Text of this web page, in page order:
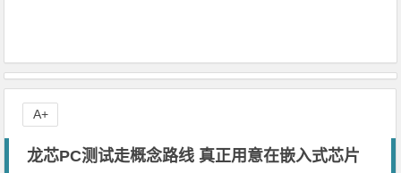
龙芯PC测试走概念路线 真正用意在嵌入式芯片
A+